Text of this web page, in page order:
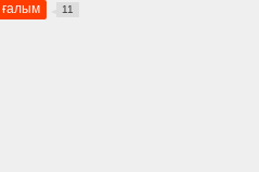
ғалым 11